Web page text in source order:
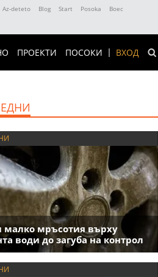
Az-deteto Blog Start Posoka
Boec
ВХОД
ПРОЕКТИ ПОСОКИ
малко мръсотия върху
води до загуба на контрол